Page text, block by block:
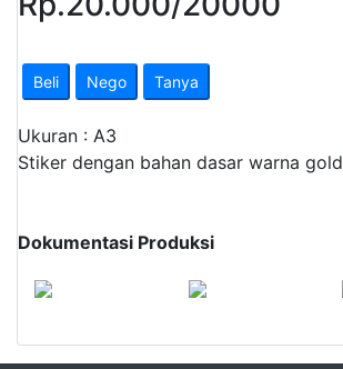
Pendapatan
Fee
Ganti
Beli Nego Tanya
Ukuran : A3
Stiker dengan bahan dasar warna gold
Dokumentasi Produksi